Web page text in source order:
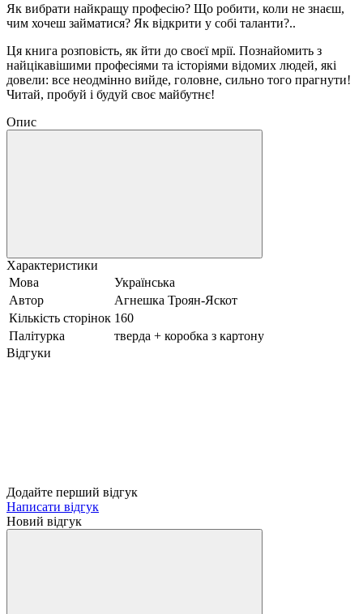
Як вибрати найкращу професію? Що робити, коли не знаєш,
чим хочеш займатися? Як відкрити у собі таланти?..
Ця книга розповість, як йти до своєї мрії. Познайомить з
найцікавішими професіями та історіями відомих людей, які
довели: все неодмінно вийде, головне, сильно того прагнути!
Читай, пробуй і будуй своє майбутнє!
Опис
Характеристики
Мова
Українська
Автор
Агнешка Троян-Яскот
Кількість сторінок 160
Палітурка
тверда + коробка з картону
Відгуки
Додайте перший відгук
Написати відгук
Новий відгук